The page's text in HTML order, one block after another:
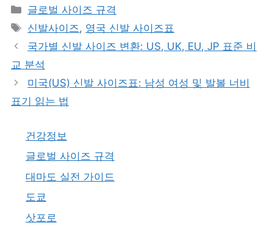
카
테
리
글로벌 사이즈 규격
태
그
신발사이즈 , 영국 신발 사이즈표
국가별 신발 사이즈 변환: US, UK, EU, JP 표준 비
교 분석
미국(US) 신발 사이즈표: 남성 여성 및 발볼 너비
표기 읽는 법
건강정보
글로벌 사이즈 규격
대마도 실전 가이드
도쿄
삿포로